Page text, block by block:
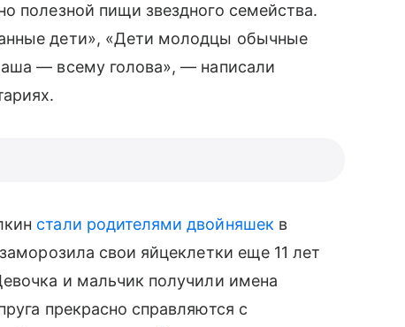
полезной пищи звездного семейства.
дети», «Дети молодцы обычные
— всему голова», — написали
стали родителями двойняшек в
свои яйцеклетки еще 11 лет
и мальчик получили имена
прекрасно справляются с